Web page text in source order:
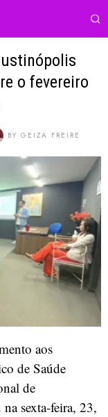
o fevereiro
BY GEIZA FREIRE
aos
de Saúde
de
sexta-feira, 23,